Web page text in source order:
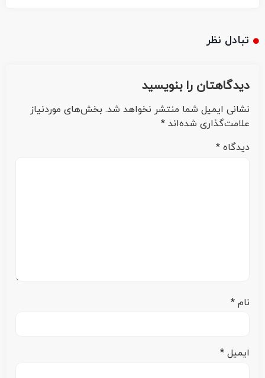
تبادل نظر
دیدگاهتان را بنویسید
نشانی ایمیل شما منتشر نخواهد شد. بخش‌های موردنیاز
علامت‌گذاری شده‌اند *
دیدگاه *
نام *
ایمیل *